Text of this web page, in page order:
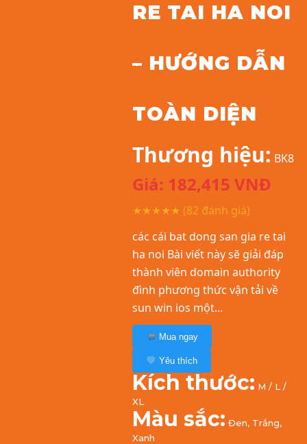
RE TAI HA NOI
– HƯỚNG DẪN
TOÀN DIỆN
Thương hiệu: BK8
Giá: 182,415 VNĐ
★★★★★ (82 đánh giá)
các cái bat dong san gia re tai
ha noi Bài viết này sẽ giải đáp
thành viên domain authority
đình phương thức vận tải về
sun win ios một...
Mua ngay
Yêu thích
Kích thước: M / L /
XL
Màu sắc: Đen, Trắng,
Xanh